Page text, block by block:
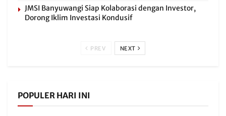
JMSI Banyuwangi Siap Kolaborasi dengan Investor,
Dorong Iklim Investasi Kondusif
PREV NEXT
POPULER HARI INI